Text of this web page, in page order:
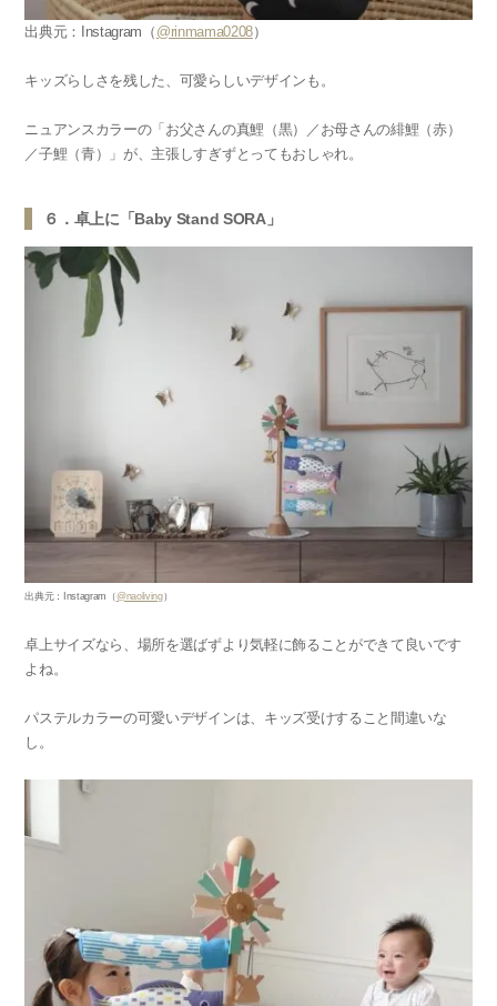
出典元：Instagram（ @rinmama0208）
キッズらしさを残した、可愛らしいデザインも。
ニュアンスカラーの「お父さんの真鯉（黒）／お母さんの緋鯉（赤）
／子鯉（青）」が、主張しすぎずとってもおしゃれ。
６．卓上に「Baby Stand SORA」
出典元：Instagram（@naoliving）
卓上サイズなら、場所を選ばずより気軽に飾ることができて良いです
よね。
パステルカラーの可愛いデザインは、キッズ受けすること間違いな
し。